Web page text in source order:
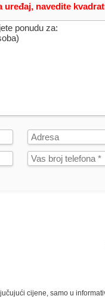
navedite
cijene, samo u